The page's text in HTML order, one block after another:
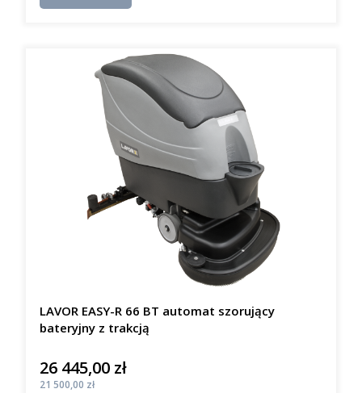
LAVOR EASY-R 66 BT automat szorujący
bateryjny z trakcją
Cena
26 445,00 zł
Cena
21 500,00 zł